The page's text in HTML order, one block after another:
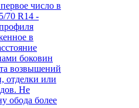
число в
70 R14 -
в
боковин
возвышений
отделки или
Не
обода более